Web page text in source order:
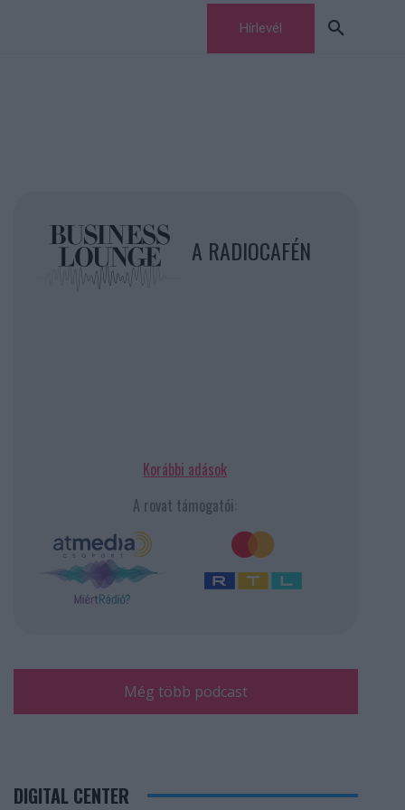
Hírlevél
A RADIOCAFÉN
Korábbi adások
A rovat támogatói:
Még több podcast
DIGITAL CENTER